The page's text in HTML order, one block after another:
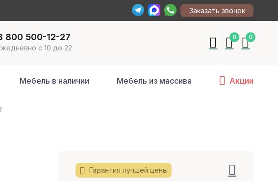
Заказать звонок
800 500-12-27
с 10 до 22
0 0
Мебель в наличии Мебель из массива Акции
Гарантия лучшей цены